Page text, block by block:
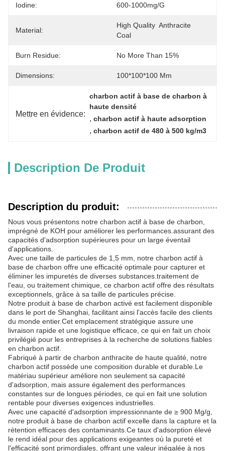
Iodine: 600-1000mg/g
Material:
High Quality  Anthracite
Coal
Burn Residue: No More Than 15%
Dimensions: 100*100*100 Mm
Mettre en évidence:
charbon actif à base de charbon à
haute densité
, charbon actif à haute adsorption
, charbon actif de 480 à 500 kg/m3
Description De Produit
Description du produit:
Nous vous présentons notre charbon actif à base de charbon,
imprégné de KOH pour améliorer les performances.assurant des
capacités d'adsorption supérieures pour un large éventail
d'applications.
Avec une taille de particules de 1,5 mm, notre charbon actif à
base de charbon offre une efficacité optimale pour capturer et
éliminer les impuretés de diverses substances.traitement de
l'eau, ou traitement chimique, ce charbon actif offre des résultats
exceptionnels, grâce à sa taille de particules précise.
Notre produit à base de charbon activé est facilement disponible
dans le port de Shanghai, facilitant ainsi l'accès facile des clients
du monde entier.Cet emplacement stratégique assure une
livraison rapide et une logistique efficace, ce qui en fait un choix
privilégié pour les entreprises à la recherche de solutions fiables
en charbon actif.
Fabriqué à partir de charbon anthracite de haute qualité, notre
charbon actif possède une composition durable et durable.Le
matériau supérieur améliore non seulement sa capacité
d'adsorption, mais assure également des performances
constantes sur de longues périodes, ce qui en fait une solution
rentable pour diverses exigences industrielles.
Avec une capacité d'adsorption impressionnante de ≥ 900 Mg/g,
notre produit à base de charbon actif excelle dans la capture et la
rétention efficaces des contaminants.Ce taux d'adsorption élevé
le rend idéal pour des applications exigeantes où la pureté et
l'efficacité sont primordiales, offrant une valeur inégalée à nos